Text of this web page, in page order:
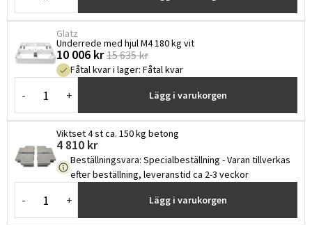
Glatz
Underrede med hjul M4 180 kg vit
10 006 kr 15 635 kr
Fåtal kvar i lager: Fåtal kvar
- + Lägg i varukorgen
Viktset 4 st ca. 150 kg betong
4 810 kr
Beställningsvara: Specialbeställning - Varan tillverkas
efter beställning, leveranstid ca 2-3 veckor
- + Lägg i varukorgen